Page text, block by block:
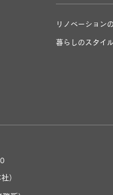
リノベーション
暮らしのスタイ
）